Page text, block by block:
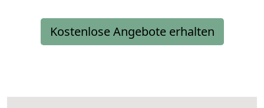
Kostenlose Angebote erhalten